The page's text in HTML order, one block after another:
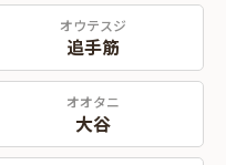
オウテスジ
追手筋
オオタニ
大谷